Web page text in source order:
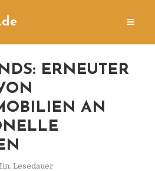
ERNEUTER
AN
Lesedauer